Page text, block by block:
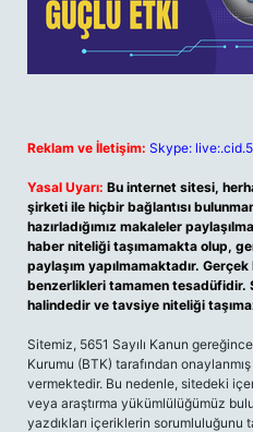
Reklam ve İletişim: Skype:
Yasal Uyarı: Bu internet sitesi,
şirketi ile hiçbir bağlantısı
hazırladığımız makaleler
haber niteliği taşımamakta olup,
paylaşım yapılmamaktadır.
benzerlikleri tamamen tesadüfidir.
halindedir ve tavsiye niteliği
Sitemiz, 5651 Sayılı Kanun
Kurumu (BTK) tarafından
vermektedir. Bu nedenle, sitedeki
veya araştırma yükümlülüğümüz
yazdıkları içeriklerin sorumluluğunu